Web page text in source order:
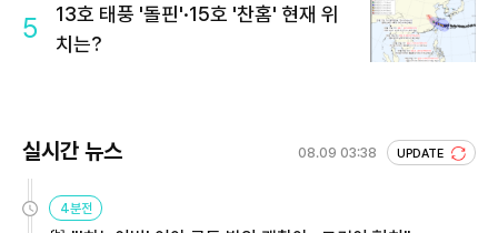
5
13호 태풍 '돌핀'·15호 '찬홈' 현재 위
치는?
실시간 뉴스 08.09 03:38 UPDATE
4분전